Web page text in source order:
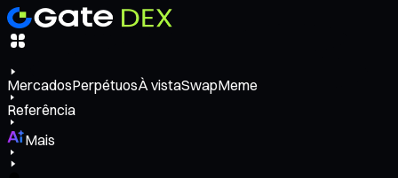
MercadosPerpétuosÀ vistaSwapMeme
Referência
Mais